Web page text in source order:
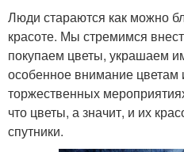
Люди стараются как можно
красоте. Мы стремимся
покупаем цветы, украшаем
особенное внимание цветам
торжественных
что цветы, а значит, и их
спутники.